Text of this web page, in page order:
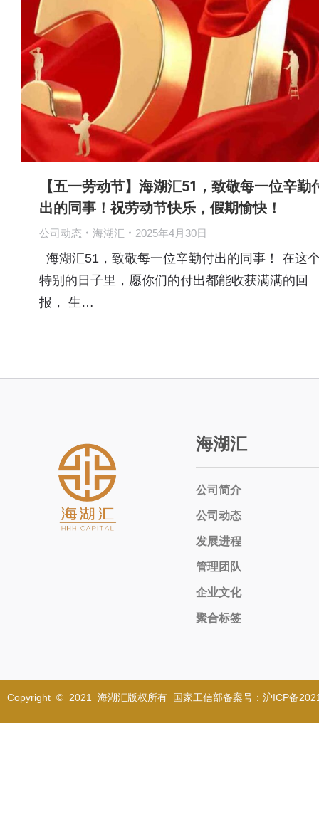
【五一劳动节】海湖汇51，致敬每一位辛勤
出的同事！祝劳动节快乐，假期愉快！
公司动态 海湖汇 2025年4月30日
海湖汇51，致敬每一位辛勤付出的同事！ 在这
特别的日子里，愿你们的付出都能收获满满的回
报， 生…
海湖汇
公司简介
公司动态
发展进程
管理团队
企业文化
聚合标签
Copyright © 2021 海湖汇版权所有 国家工信部备案号：沪ICP备